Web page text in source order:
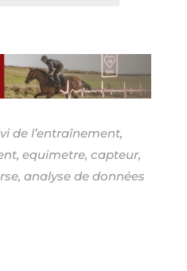
de l’entraînement,
equimetre, capteur,
analyse de données